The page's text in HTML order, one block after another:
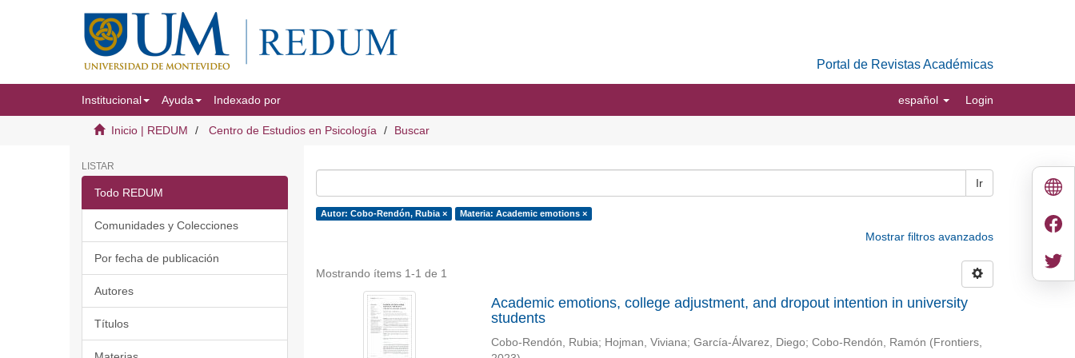
Portal de Revistas Académicas
Institucional Ayuda Indexado por español Login
Inicio | REDUM Centro de Estudios en Psicología Buscar
LISTAR
Todo REDUM
Comunidades y Colecciones
Por fecha de publicación
Autores
Títulos
Ir
Autor: Cobo-Rendón, Rubia × Materia: Academic emotions ×
Mostrar filtros avanzados
Mostrando ítems 1-1 de 1
Academic emotions, college adjustment, and dropout intention in university
students
Cobo-Rendón, Rubia; Hojman, Viviana; García-Álvarez, Diego; Cobo-Rendón, Ramón (Frontiers,